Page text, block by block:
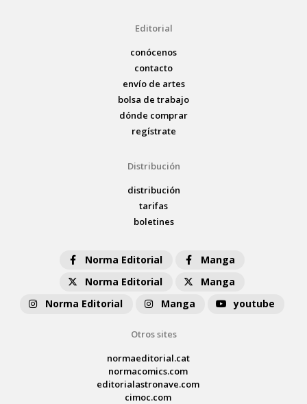
Editorial
conócenos
contacto
envío de artes
bolsa de trabajo
dónde comprar
regístrate
Distribución
distribución
tarifas
boletines
Norma Editorial
Manga
Norma Editorial
Manga
Norma Editorial
Manga youtube
Otros sites
normaeditorial.cat
normacomics.com
editorialastronave.com
cimoc.com